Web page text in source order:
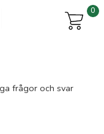
0
frågor och svar